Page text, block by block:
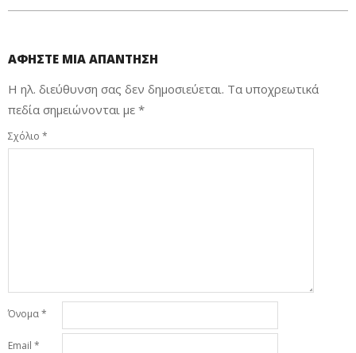
ΑΦΉΣΤΕ ΜΙΑ ΑΠΆΝΤΗΣΗ
Η ηλ. διεύθυνση σας δεν δημοσιεύεται. Τα υποχρεωτικά
πεδία σημειώνονται με *
Σχόλιο *
Όνομα*
Email *